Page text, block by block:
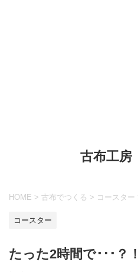
古布工
HOME > 古布でつくる > コースター
コースター
たった2時間で･･･？！